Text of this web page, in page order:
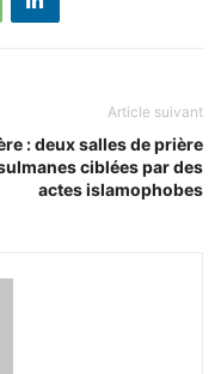
Article suivant
: deux salles de prière
ciblées par des
actes islamophobes